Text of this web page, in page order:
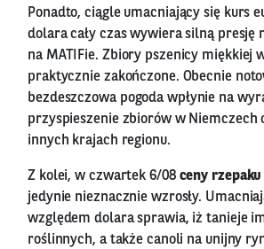
Ponadto, ciągle umacniający się kurs
dolara cały czas wywiera silną presję
na MATIFie. Zbiory pszenicy miękkiej
praktycznie zakończone. Obecnie
bezdeszczowa pogoda wpłynie na
przyspieszenie zbiorów w Niemczech
innych krajach regionu.
Z kolei, w czwartek 6/08 ceny rzepaku
jedynie nieznacznie wzrosły.
względem dolara sprawia, iż tanieje
roślinnych, a także canoli na unijny